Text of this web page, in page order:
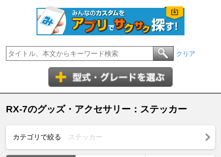
クリア
RX-7のグッズ・アクセサリー：ステッカー
カテゴリで絞る ステッカー